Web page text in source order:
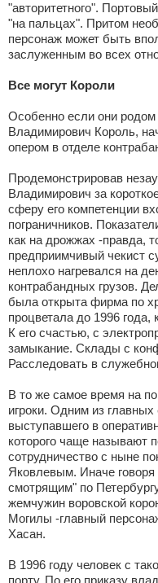
"авторитетного".
"на пальцах". Притом
персонаж может быть
заслуженным во всех
Все могут Короли
Особенно если они
Владимирович Король,
опером в отделе
Продемонстрировав
Владимирович за
сферу его компетенции
пограничников.
как на дрожжах -правда,
предприимчивый чекист
неплохо нагревался на
контрабандных грузов.
была открыта фирма по
процветала до 1996 года,
К его счастью, с
замыкание. Склады с
Расследовать в
В то же самое время на
игроки. Одним из
выступавшего в
которого чаще называют
сотрудничество с ныне
Яковлевым. Иначе
смотрящим" по
жемчужин воровской
Могилы -главный
Хасан.
В 1996 году человек с
порту. По его приказу